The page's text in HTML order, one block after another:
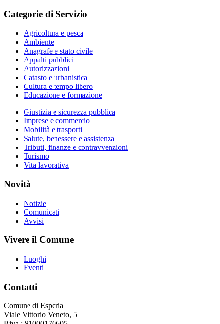
Categorie di Servizio
Agricoltura e pesca
Ambiente
Anagrafe e stato civile
Appalti pubblici
Autorizzazioni
Catasto e urbanistica
Cultura e tempo libero
Educazione e formazione
Giustizia e sicurezza pubblica
Imprese e commercio
Mobilità e trasporti
Salute, benessere e assistenza
Tributi, finanze e contravvenzioni
Turismo
Vita lavorativa
Novità
Notizie
Comunicati
Avvisi
Vivere il Comune
Luoghi
Eventi
Contatti
Comune di Esperia
Viale Vittorio Veneto, 5